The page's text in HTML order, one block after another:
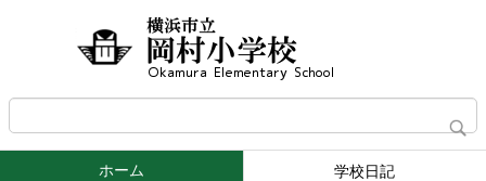
ホーム 学校日記